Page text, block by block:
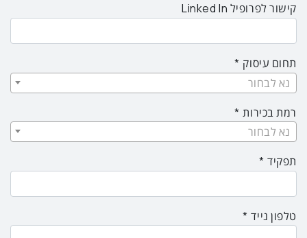
קישור לפרופיל Linked In
תחום עיסוק
נא לבחור
רמת בכירות
נא לבחור
תפקיד
טלפון נייד